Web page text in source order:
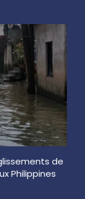
de
Philippines